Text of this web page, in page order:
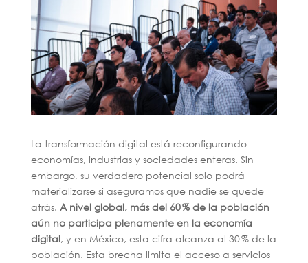
La transformación digital está reconfigurando
economías, industrias y sociedades enteras. Sin
embargo, su verdadero potencial solo podrá
materializarse si aseguramos que nadie se quede
atrás. A nivel global, más del 60 % de la población
aún no participa plenamente en la economía
digital, y en México, esta cifra alcanza al 30 % de la
población. Esta brecha limita el acceso a servicios